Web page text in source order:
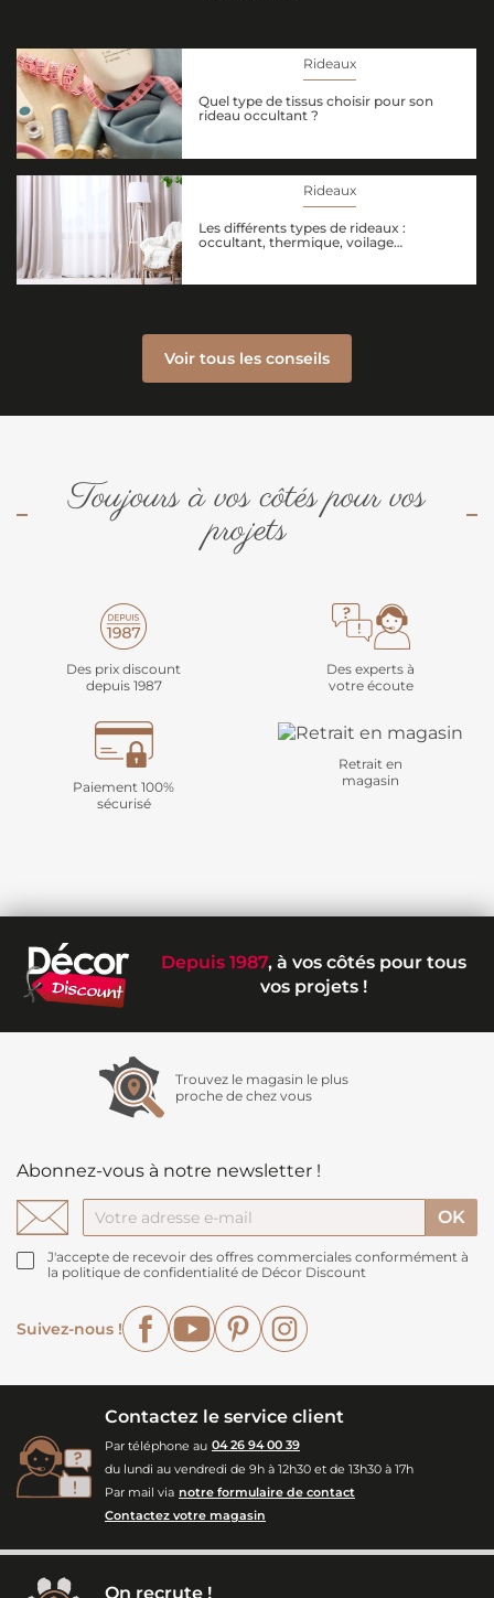
Rideaux
Quel type de tissus choisir pour son
rideau occultant ?
Rideaux
Les différents types de rideaux :
occultant, thermique, voilage…
Voir tous les conseils
Toujours à vos côtés pour vos
projets
Des prix discount
depuis 1987
Des experts à
votre écoute
Paiement 100%
sécurisé
Retrait en
magasin
Depuis 1987, à vos côtés pour tous
vos projets !
Trouvez le magasin le plus
proche de chez vous
Abonnez-vous à notre newsletter !
J'accepte de recevoir des offres commerciales conformément à
la politique de confidentialité de Décor Discount
Suivez-nous !
FacebookYouTubePinterest
Contactez le service client
Par téléphone au 04 26 94 00 39
du lundi au vendredi de 9h à 12h30 et de 13h30 à 17h
Par mail via notre formulaire de contact
Contactez votre magasin
On recrute !